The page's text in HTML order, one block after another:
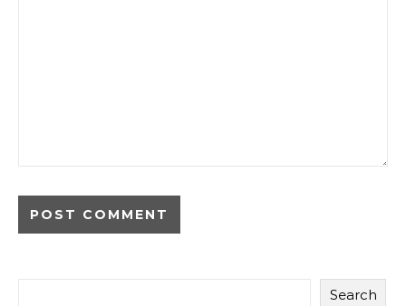
Search